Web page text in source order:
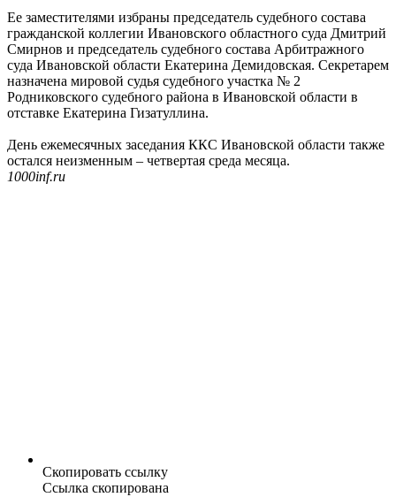
Ее заместителями избраны председатель судебного состава
гражданской коллегии Ивановского областного суда Дмитрий
Смирнов и председатель судебного состава Арбитражного
суда Ивановской области Екатерина Демидовская. Секретарем
назначена мировой судья судебного участка № 2
Родниковского судебного района в Ивановской области в
отставке Екатерина Гизатуллина.
День ежемесячных заседания ККС Ивановской области также
остался неизменным – четвертая среда месяца.
1000inf.ru
Скопировать ссылку
Ссылка скопирована